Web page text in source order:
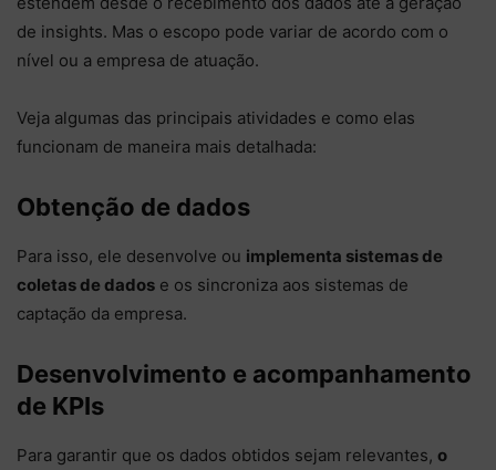
de insights. Mas o escopo pode variar de acordo com o
nível ou a empresa de atuação.
Veja algumas das principais atividades e como elas
funcionam de maneira mais detalhada:
Obtenção de dados
Para isso, ele desenvolve ou implementa sistemas de
coletas de dados e os sincroniza aos sistemas de
captação da empresa.
Desenvolvimento e acompanhamento
de KPIs
Para garantir que os dados obtidos sejam relevantes, o